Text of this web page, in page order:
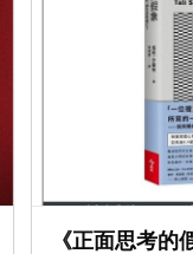
《正面思考